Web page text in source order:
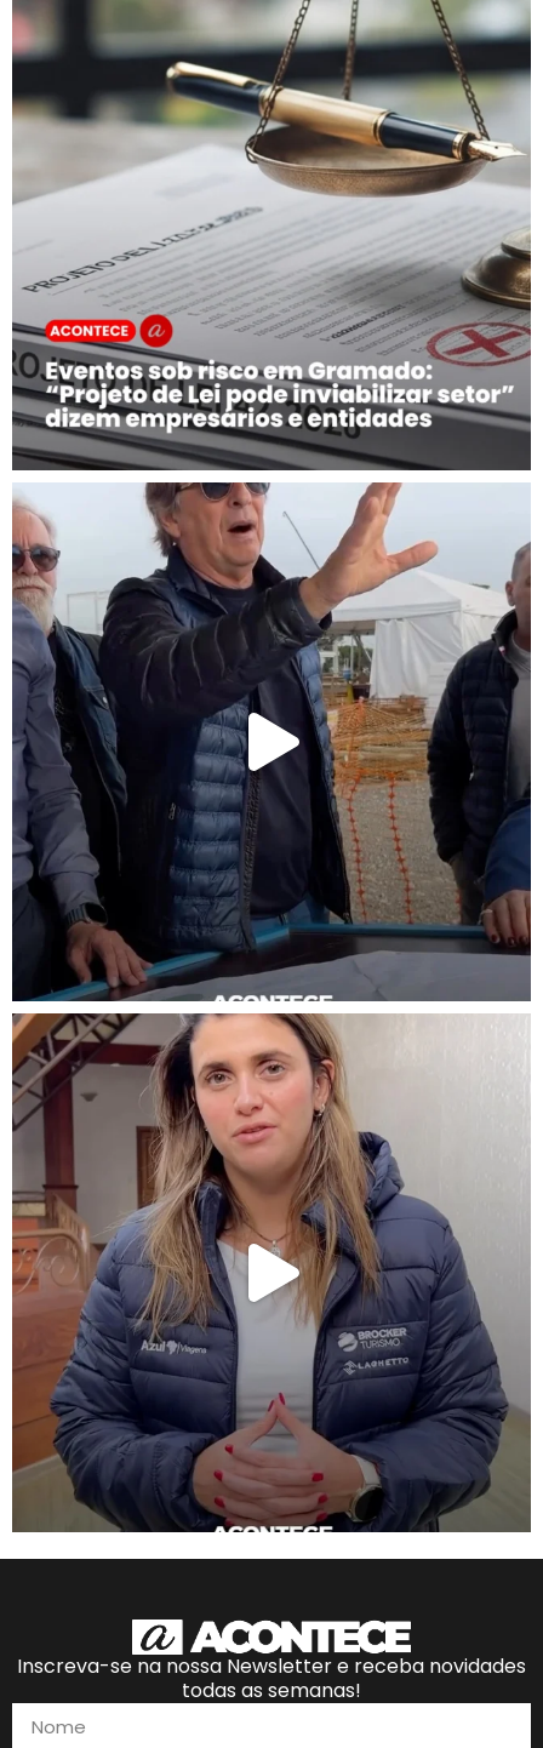
Inscreva-se na nossa Newsletter e receba novidades
todas as semanas!